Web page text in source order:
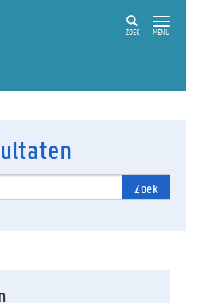
ZOEK MENU
Zoek